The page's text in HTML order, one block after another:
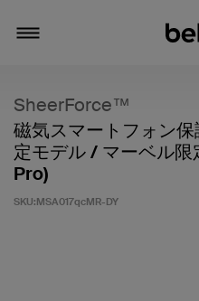
SheerForce™
磁気スマートフォン
定モデル / マーベル
Pro)
SKU:MSA017qcMR-DY